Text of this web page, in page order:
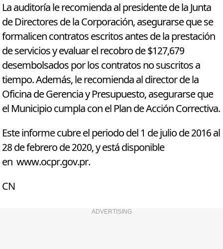
La auditoría le recomienda al presidente de la Junta
de Directores de la Corporación, asegurarse que se
formalicen contratos escritos antes de la prestación
de servicios y evaluar el recobro de $127,679
desembolsados por los contratos no suscritos a
tiempo. Además, le recomienda al director de la
Oficina de Gerencia y Presupuesto, asegurarse que
el Municipio cumpla con el Plan de Acción Correctiva.
Este informe cubre el periodo del 1 de julio de 2016 al
28 de febrero de 2020, y está disponible
enwww.ocpr.gov.pr.
CN
ADVERTISING